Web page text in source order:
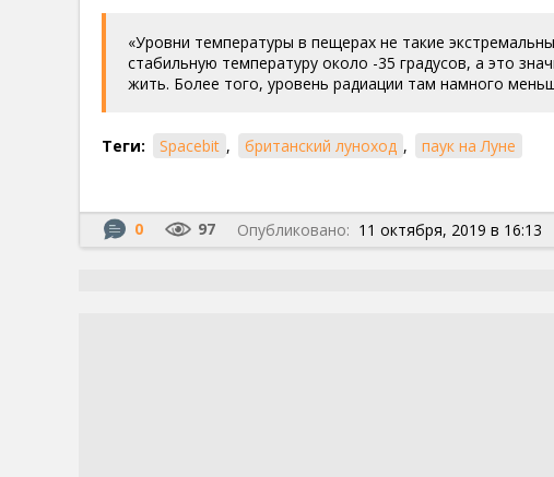
«Уровни температуры в пещерах не такие
стабильную температуру около -35 градусов, а это
жить. Более того, уровень радиации там намного
Теги: Spacebit , британский луноход , паук на Луне
0 97 Опубликовано: 11 октября, 2019 в 16:13